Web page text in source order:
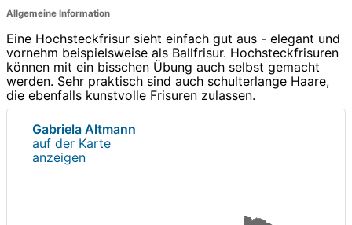
Allgemeine Information
Eine Hochsteckfrisur sieht einfach gut aus - elegant und
vornehm beispielsweise als Ballfrisur. Hochsteckfrisuren
können mit ein bisschen Übung auch selbst gemacht
werden. Sehr praktisch sind auch schulterlange Haare,
die ebenfalls kunstvolle Frisuren zulassen.
Gabriela Altmann
auf der Karte
anzeigen